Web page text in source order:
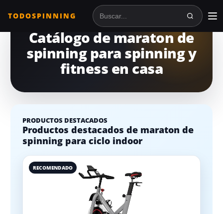
TODOSPINNING Buscar en TodoSpinning
Catálogo de maraton de
spinning para spinning y
fitness en casa
PRODUCTOS DESTACADOS
Productos destacados de maraton de
spinning para ciclo indoor
RECOMENDADO